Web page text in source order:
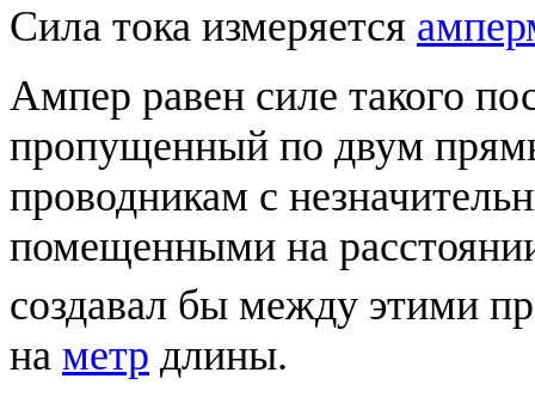
Сила тока измеряется
Ампер равен силе такого
пропущенный по двум
проводникам с
помещенными на
создавал бы между этими
на метр длины.